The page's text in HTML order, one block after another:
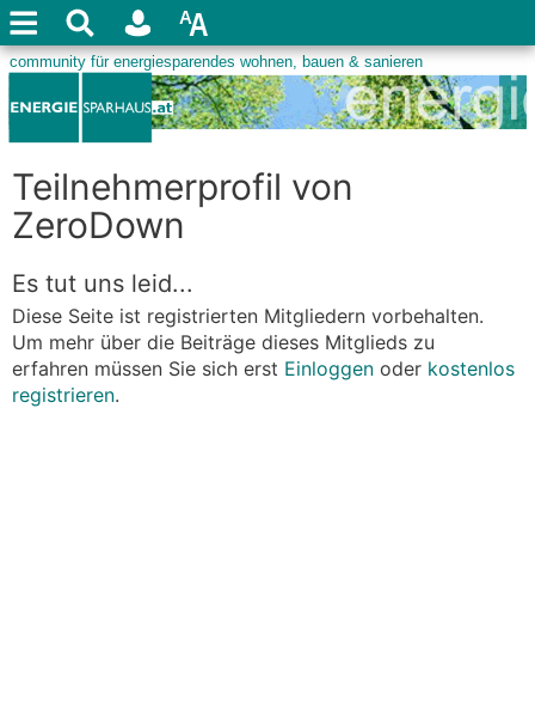
Teilnehmerprofil von
ZeroDown
Es tut uns leid...
Diese Seite ist registrierten Mitgliedern vorbehalten.
Um mehr über die Beiträge dieses Mitglieds zu
erfahren müssen Sie sich erst Einloggen oder kostenlos
registrieren.